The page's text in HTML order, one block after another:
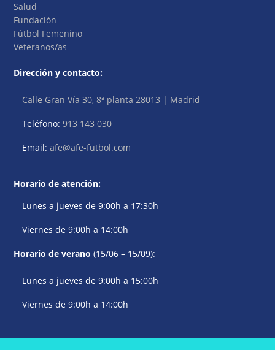
Salud
Fundación
Fútbol Femenino
Veteranos/as
Dirección y contacto:
Calle Gran Vía 30, 8ª planta 28013 | Madrid
Teléfono:913 143 030
Email:afe@afe-futbol.com
Horario de atención:
Lunes a jueves de 9:00h a 17:30h
Viernes de 9:00h a 14:00h
Horario de verano (15/06 – 15/09):
Lunes a jueves de 9:00h a 15:00h
Viernes de 9:00h a 14:00h